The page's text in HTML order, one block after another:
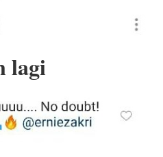
lagi